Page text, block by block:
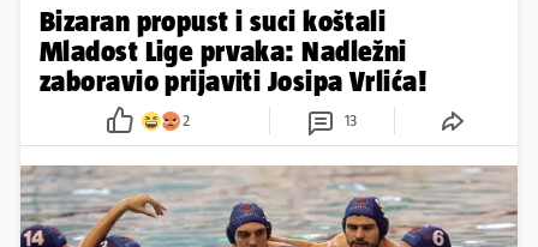
Bizaran propust i suci koštali
Mladost Lige prvaka: Nadležni
zaboravio prijaviti Josipa Vrlića!
2 13